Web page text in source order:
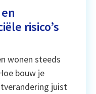
risico’s
wonen steeds
bouw je
juist